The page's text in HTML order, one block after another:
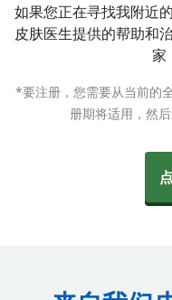
如果您正在寻找我附近
皮肤医生提供的帮助和
家
*要注册，您需要从当前的
册期将适用，然